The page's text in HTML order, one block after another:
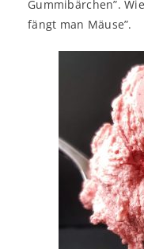
Gummibärchen”.
fängt man Mäuse”.